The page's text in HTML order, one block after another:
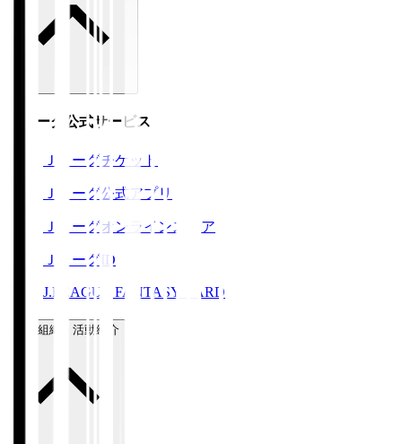
Ｊリーグ公式サービス
Ｊリーグチケット
Ｊリーグ公式アプリ
Ｊリーグオンラインストア
ＪリーグID
J.LEAGUE FANTASY CARD
運営組織・活動紹介